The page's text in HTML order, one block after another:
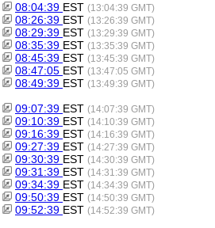
08:04:39 EST (13:04:39 GMT)
08:26:39 EST (13:26:39 GMT)
08:29:39 EST (13:29:39 GMT)
08:35:39 EST (13:35:39 GMT)
08:45:39 EST (13:45:39 GMT)
08:47:05 EST (13:47:05 GMT)
08:49:39 EST (13:49:39 GMT)
09:07:39 EST (14:07:39 GMT)
09:10:39 EST (14:10:39 GMT)
09:16:39 EST (14:16:39 GMT)
09:27:39 EST (14:27:39 GMT)
09:30:39 EST (14:30:39 GMT)
09:31:39 EST (14:31:39 GMT)
09:34:39 EST (14:34:39 GMT)
09:50:39 EST (14:50:39 GMT)
09:52:39 EST (14:52:39 GMT)